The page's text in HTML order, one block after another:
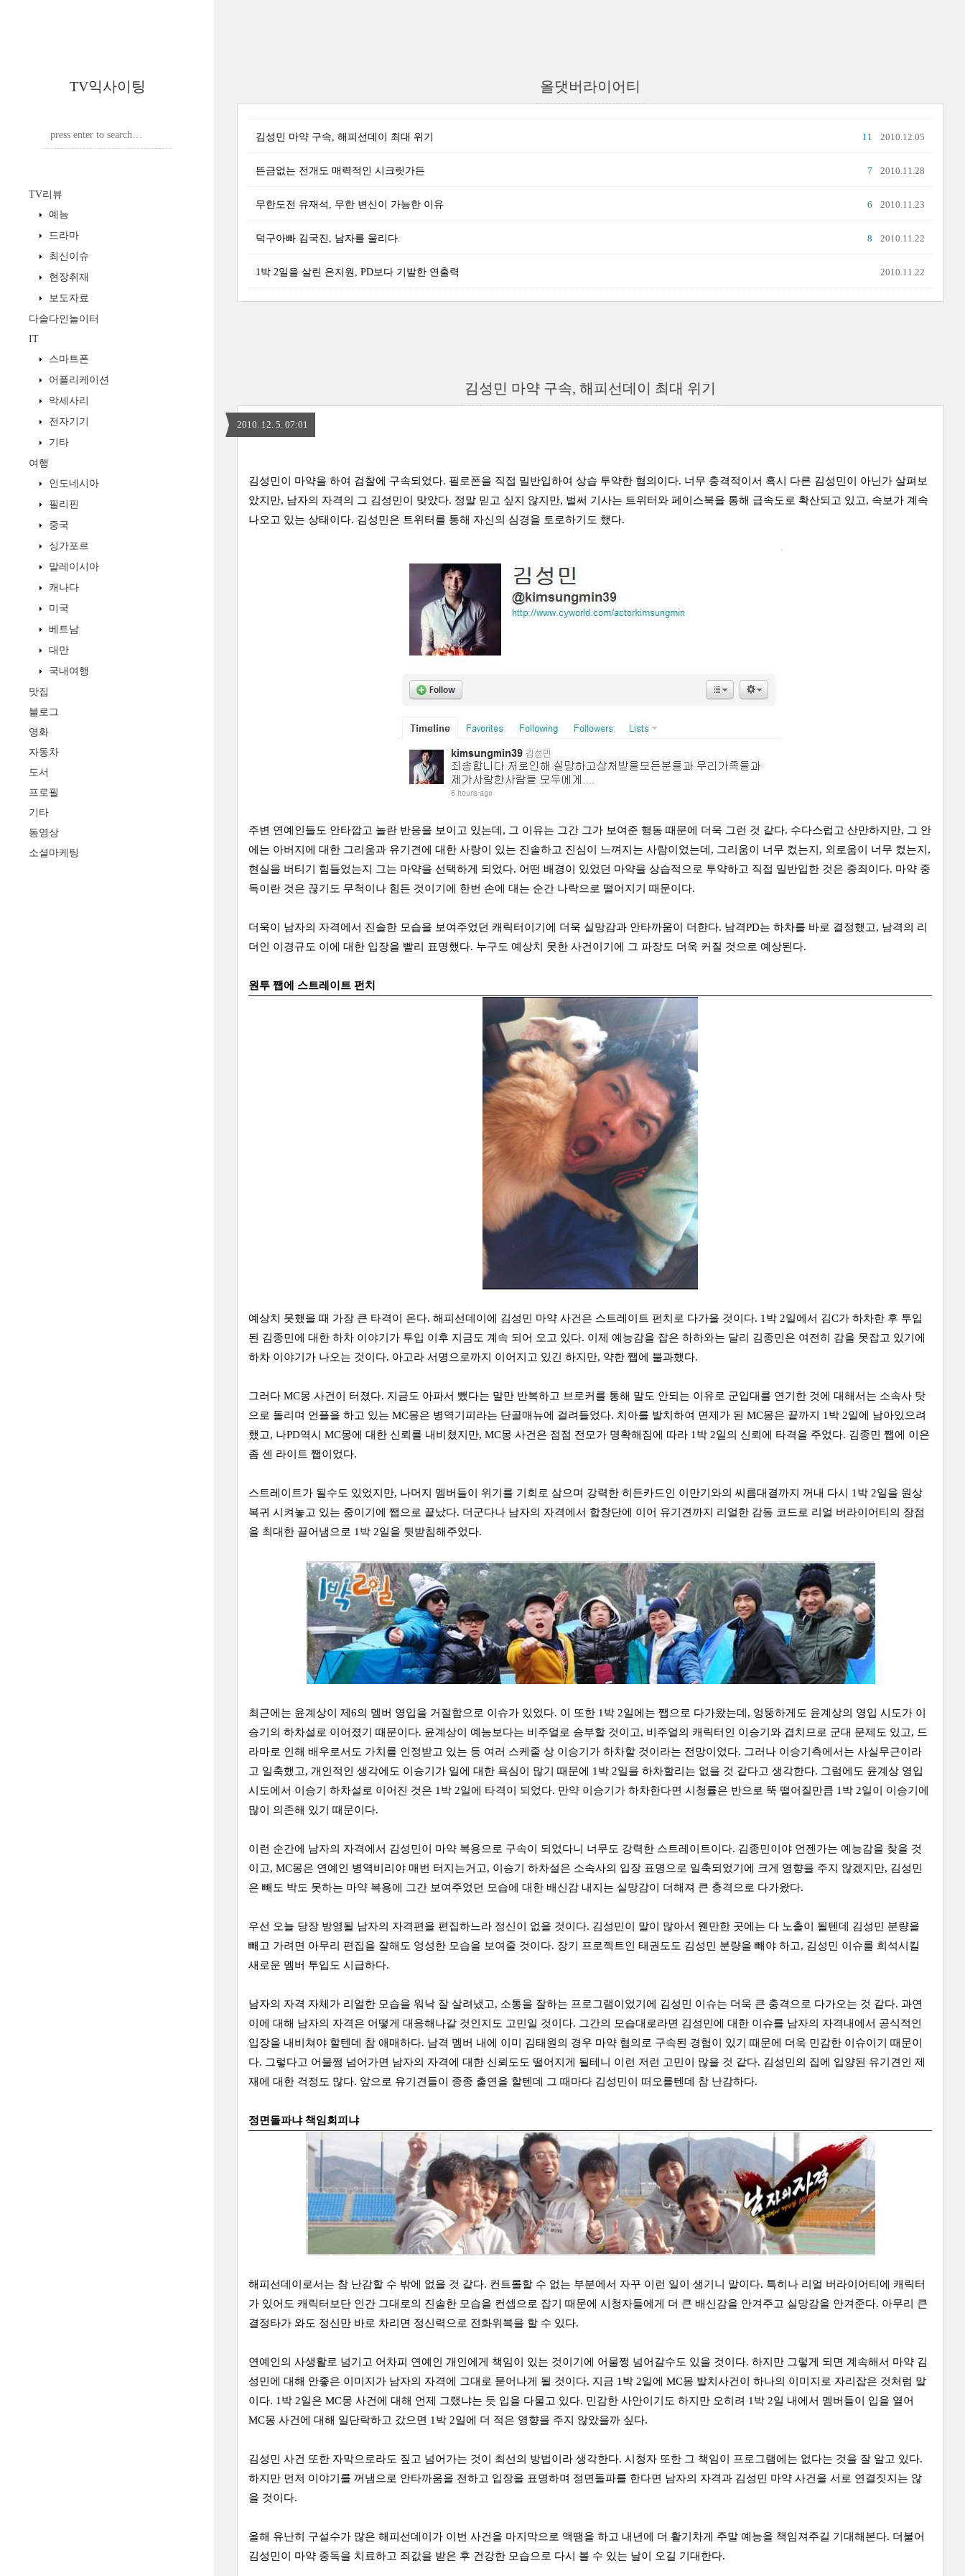
TV익사이팅
TV리뷰
예능
드라마
최신이슈
현장취재
보도자료
다솔다인놀이터
IT
스마트폰
어플리케이션
악세사리
전자기기
기타
여행
인도네시아
필리핀
중국
싱가포르
말레이시아
캐나다
미국
베트남
대만
국내여행
맛집
블로그
영화
자동차
도서
프로필
기타
동영상
소셜마케팅
올댓버라이어티
김성민 마약 구속, 해피선데이 최대 위기 2010.12.05
11
뜬금없는 전개도 매력적인 시크릿가든 2010.11.28
7
무한도전 유재석, 무한 변신이 가능한 이유 2010.11.23
6
덕구아빠 김국진, 남자를 울리다. 2010.11.22
8
1박 2일을 살린 은지원, PD보다 기발한 연출력 2010.11.22
김성민 마약 구속, 해피선데이 최대 위기
2010. 12. 5. 07:01
김성민이 마약을 하여 검찰에 구속되었다. 필로폰을 직접 밀반입하여 상습 투약한 혐의이다. 너무 충격적이서 혹시 다른 김성민이 아닌가 살펴보
았지만, 남자의 자격의 그 김성민이 맞았다. 정말 믿고 싶지 않지만, 벌써 기사는 트위터와 페이스북을 통해 급속도로 확산되고 있고, 속보가 계속
나오고 있는 상태이다. 김성민은 트위터를 통해 자신의 심경을 토로하기도 했다.
주변 연예인들도 안타깝고 놀란 반응을 보이고 있는데, 그 이유는 그간 그가 보여준 행동 때문에 더욱 그런 것 같다. 수다스럽고 산만하지만, 그 안
에는 아버지에 대한 그리움과 유기견에 대한 사랑이 있는 진솔하고 진심이 느껴지는 사람이었는데, 그리움이 너무 컸는지, 외로움이 너무 컸는지,
현실을 버티기 힘들었는지 그는 마약을 선택하게 되었다. 어떤 배경이 있었던 마약을 상습적으로 투약하고 직접 밀반입한 것은 중죄이다. 마약 중
독이란 것은 끊기도 무척이나 힘든 것이기에 한번 손에 대는 순간 나락으로 떨어지기 때문이다.
더욱이 남자의 자격에서 진솔한 모습을 보여주었던 캐릭터이기에 더욱 실망감과 안타까움이 더한다. 남격PD는 하차를 바로 결정했고, 남격의 리
더인 이경규도 이에 대한 입장을 빨리 표명했다. 누구도 예상치 못한 사건이기에 그 파장도 더욱 커질 것으로 예상된다.
원투 쨉에 스트레이트 펀치
예상치 못했을 때 가장 큰 타격이 온다. 해피선데이에 김성민 마약 사건은 스트레이트 펀치로 다가올 것이다. 1박 2일에서 김C가 하차한 후 투입
된 김종민에 대한 하차 이야기가 투입 이후 지금도 계속 되어 오고 있다. 이제 예능감을 잡은 하하와는 달리 김종민은 여전히 감을 못잡고 있기에
하차 이야기가 나오는 것이다. 아고라 서명으로까지 이어지고 있긴 하지만, 약한 쨉에 불과했다.
그러다 MC몽 사건이 터졌다. 지금도 아파서 뺐다는 말만 반복하고 브로커를 통해 말도 안되는 이유로 군입대를 연기한 것에 대해서는 소속사 탓
으로 돌리며 언플을 하고 있는 MC몽은 병역기피라는 단골매뉴에 걸려들었다. 치아를 발치하여 면제가 된 MC몽은 끝까지 1박 2일에 남아있으려
했고, 나PD역시 MC몽에 대한 신뢰를 내비쳤지만, MC몽 사건은 점점 전모가 명확해짐에 따라 1박 2일의 신뢰에 타격을 주었다. 김종민 쨉에 이은
좀 센 라이트 쨉이었다.
스트레이트가 될수도 있었지만, 나머지 멤버들이 위기를 기회로 삼으며 강력한 히든카드인 이만기와의 씨름대결까지 꺼내 다시 1박 2일을 원상
복귀 시켜놓고 있는 중이기에 쨉으로 끝났다. 더군다나 남자의 자격에서 합창단에 이어 유기견까지 리얼한 감동 코드로 리얼 버라이어티의 장점
을 최대한 끌어냄으로 1박 2일을 뒷받침해주었다.
최근에는 윤계상이 제6의 멤버 영입을 거절함으로 이슈가 있었다. 이 또한 1박 2일에는 쨉으로 다가왔는데, 엉뚱하게도 윤계상의 영입 시도가 이
승기의 하차설로 이어졌기 때문이다. 윤계상이 예능보다는 비주얼로 승부할 것이고, 비주얼의 캐릭터인 이승기와 겹치므로 군대 문제도 있고, 드
라마로 인해 배우로서도 가치를 인정받고 있는 등 여러 스케줄 상 이승기가 하차할 것이라는 전망이었다. 그러나 이승기측에서는 사실무근이라
고 일축했고, 개인적인 생각에도 이승기가 일에 대한 욕심이 많기 때문에 1박 2일을 하차할리는 없을 것 같다고 생각한다. 그럼에도 윤계상 영입
시도에서 이승기 하차설로 이어진 것은 1박 2일에 타격이 되었다. 만약 이승기가 하차한다면 시청률은 반으로 뚝 떨어질만큼 1박 2일이 이승기에
많이 의존해 있기 때문이다.
이런 순간에 남자의 자격에서 김성민이 마약 복용으로 구속이 되었다니 너무도 강력한 스트레이트이다. 김종민이야 언젠가는 예능감을 찾을 것
이고, MC몽은 연예인 병역비리야 매번 터지는거고, 이승기 하차설은 소속사의 입장 표명으로 일축되었기에 크게 영향을 주지 않겠지만, 김성민
은 빼도 박도 못하는 마약 복용에 그간 보여주었던 모습에 대한 배신감 내지는 실망감이 더해져 큰 충격으로 다가왔다.
우선 오늘 당장 방영될 남자의 자격편을 편집하느라 정신이 없을 것이다. 김성민이 말이 많아서 웬만한 곳에는 다 노출이 될텐데 김성민 분량을
빼고 가려면 아무리 편집을 잘해도 엉성한 모습을 보여줄 것이다. 장기 프로젝트인 태권도도 김성민 분량을 빼야 하고, 김성민 이슈를 희석시킬
새로운 멤버 투입도 시급하다.
남자의 자격 자체가 리얼한 모습을 워낙 잘 살려냈고, 소통을 잘하는 프로그램이었기에 김성민 이슈는 더욱 큰 충격으로 다가오는 것 같다. 과연
이에 대해 남자의 자격은 어떻게 대응해나갈 것인지도 고민일 것이다. 그간의 모습대로라면 김성민에 대한 이슈를 남자의 자격내에서 공식적인
입장을 내비쳐야 할텐데 참 애매하다. 남격 멤버 내에 이미 김태원의 경우 마약 혐의로 구속된 경험이 있기 때문에 더욱 민감한 이슈이기 때문이
다. 그렇다고 어물쩡 넘어가면 남자의 자격에 대한 신뢰도도 떨어지게 될테니 이런 저런 고민이 많을 것 같다. 김성민의 집에 입양된 유기견인 제
재에 대한 걱정도 많다. 앞으로 유기견들이 종종 출연을 할텐데 그 때마다 김성민이 떠오를텐데 참 난감하다.
정면돌파냐 책임회피냐
해피선데이로서는 참 난감할 수 밖에 없을 것 같다. 컨트롤할 수 없는 부분에서 자꾸 이런 일이 생기니 말이다. 특히나 리얼 버라이어티에 캐릭터
가 있어도 캐릭터보단 인간 그대로의 진솔한 모습을 컨셉으로 잡기 때문에 시청자들에게 더 큰 배신감을 안겨주고 실망감을 안겨준다. 아무리 큰
결정타가 와도 정신만 바로 차리면 정신력으로 전화위복을 할 수 있다.
연예인의 사생활로 넘기고 어차피 연예인 개인에게 책임이 있는 것이기에 어물쩡 넘어갈수도 있을 것이다. 하지만 그렇게 되면 계속해서 마약 김
성민에 대해 안좋은 이미지가 남자의 자격에 그대로 묻어나게 될 것이다. 지금 1박 2일에 MC몽 발치사건이 하나의 이미지로 자리잡은 것처럼 말
이다. 1박 2일은 MC몽 사건에 대해 언제 그랬냐는 듯 입을 다물고 있다. 민감한 사안이기도 하지만 오히려 1박 2일 내에서 멤버들이 입을 열어
MC몽 사건에 대해 일단락하고 갔으면 1박 2일에 더 적은 영향을 주지 않았을까 싶다.
김성민 사건 또한 자막으로라도 짚고 넘어가는 것이 최선의 방법이라 생각한다. 시청자 또한 그 책임이 프로그램에는 없다는 것을 잘 알고 있다.
하지만 먼저 이야기를 꺼냄으로 안타까움을 전하고 입장을 표명하며 정면돌파를 한다면 남자의 자격과 김성민 마약 사건을 서로 연결짓지는 않
을 것이다.
올해 유난히 구설수가 많은 해피선데이가 이번 사건을 마지막으로 액땜을 하고 내년에 더 활기차게 주말 예능을 책임져주길 기대해본다. 더불어
김성민이 마약 중독을 치료하고 죄값을 받은 후 건강한 모습으로 다시 볼 수 있는 날이 오길 기대한다.